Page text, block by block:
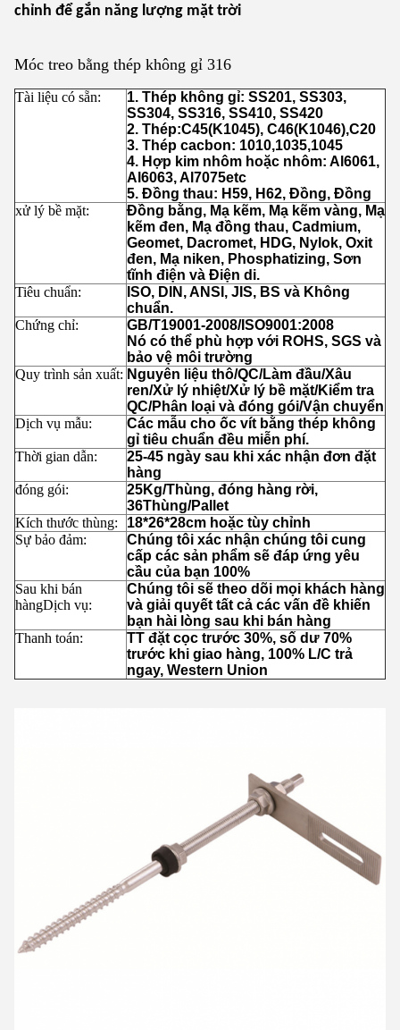
chỉnh để gắn năng lượng mặt trời
Móc treo bằng thép không gỉ 316
Tài liệu có sẵn:
1. Thép không gỉ: SS201, SS303,
SS304, SS316, SS410, SS420
2. Thép:C45(K1045), C46(K1046),C20
3. Thép cacbon: 1010,1035,1045
4. Hợp kim nhôm hoặc nhôm: Al6061,
Al6063, Al7075etc
5. Đồng thau: H59, H62, Đồng, Đồng
xử lý bề mặt:
Đồng bằng, Mạ kẽm, Mạ kẽm vàng, Mạ
kẽm đen, Mạ đồng thau, Cadmium,
Geomet, Dacromet, HDG, Nylok, Oxit
đen, Mạ niken, Phosphatizing, Sơn
tĩnh điện và Điện di.
Tiêu chuẩn:
ISO, DIN, ANSI, JIS, BS và Không
chuẩn.
Chứng chỉ:
GB/T19001-2008/ISO9001:2008
Nó có thể phù hợp với ROHS, SGS và
bảo vệ môi trường
Quy trình sản xuất: Nguyên liệu thô/QC/Làm đầu/Xâu
ren/Xử lý nhiệt/Xử lý bề mặt/Kiểm tra
QC/Phân loại và đóng gói/Vận chuyển
Dịch vụ mẫu:
Các mẫu cho ốc vít bằng thép không
gỉ tiêu chuẩn đều miễn phí.
Thời gian dẫn:
25-45 ngày sau khi xác nhận đơn đặt
hàng
đóng gói:
25Kg/Thùng, đóng hàng rời,
36Thùng/Pallet
Kích thước thùng:
18*26*28cm hoặc tùy chỉnh
Sự bảo đảm:
Chúng tôi xác nhận chúng tôi cung
cấp các sản phẩm sẽ đáp ứng yêu
cầu của bạn 100%
Sau khi bán
hàngDịch vụ:
Chúng tôi sẽ theo dõi mọi khách hàng
và giải quyết tất cả các vấn đề khiến
bạn hài lòng sau khi bán hàng
Thanh toán:
TT đặt cọc trước 30%, số dư 70%
trước khi giao hàng, 100% L/C trả
ngay, Western Union